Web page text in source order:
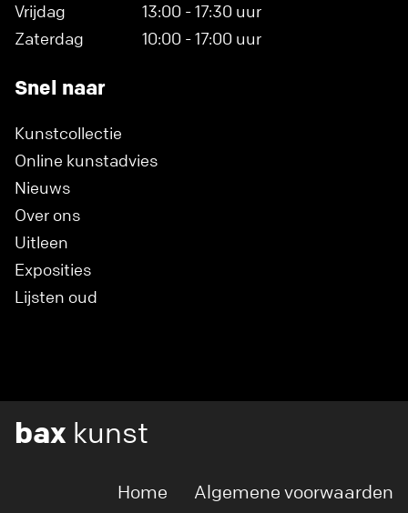
Vrijdag
13:00 - 17:30 uur
Zaterdag
10:00 - 17:00 uur
Snel naar
Kunstcollectie
Online kunstadvies
Nieuws
Over ons
Uitleen
Exposities
Lijsten oud
bax kunst
Home Algemene voorwaarden